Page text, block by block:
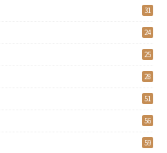
31
24
25
28
51
56
59